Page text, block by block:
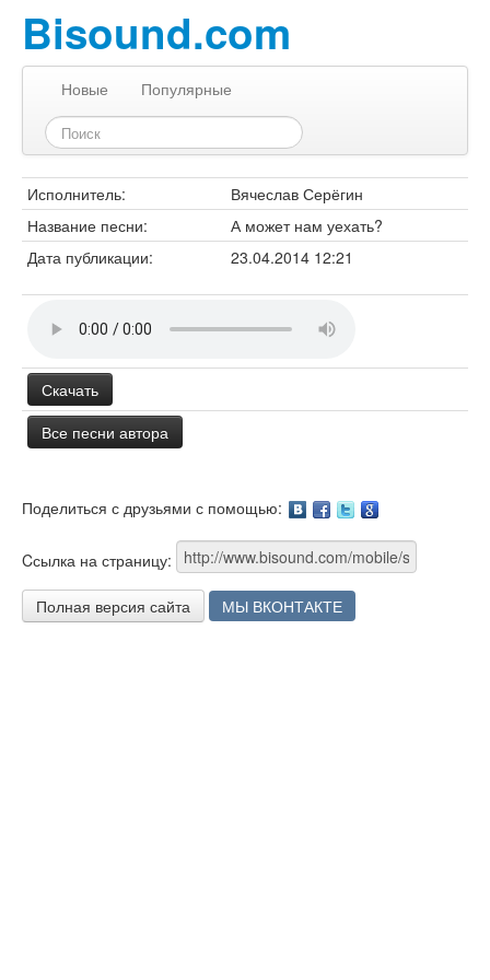
Bisound.com
Новые Популярные
Исполнитель:
Вячеслав Серёгин
Название песни:
А может нам уехать?
Дата публикации:
23.04.2014 12:21
Скачать
Все песни автора
Поделиться с друзьями с помощью:
Cсылка на страницу:
Полная версия сайта МЫ ВКОНТАКТЕ